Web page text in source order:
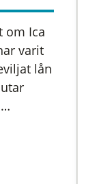
om Ica
varit
lån